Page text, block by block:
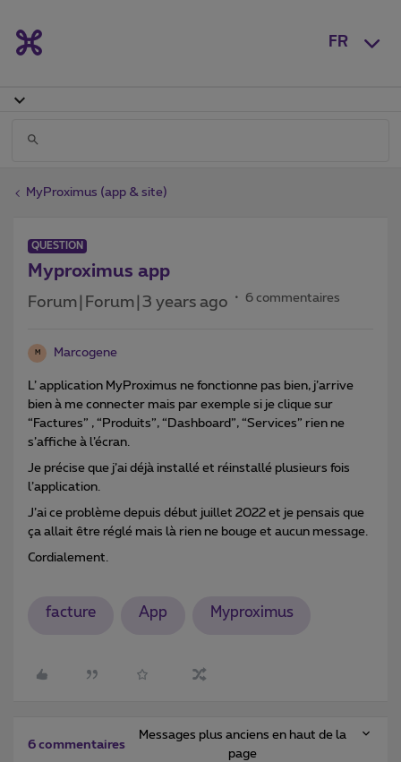
FR
MyProximus (app & site)
QUESTION
Myproximus app
Forum|Forum|3 years ago 6 commentaires
M Marcogene
L’ application MyProximus ne fonctionne pas bien, j’arrive
bien à me connecter mais par exemple si je clique sur
“Factures” , “Produits”, “Dashboard”, “Services” rien ne
s’affiche à l’écran.
Je précise que j’ai déjà installé et réinstallé plusieurs fois
l’application.
J’ai ce problème depuis début juillet 2022 et je pensais que
ça allait être réglé mais là rien ne bouge et aucun message.
Cordialement.
facture App Myproximus
6 commentaires
Messages plus anciens en haut de la
page